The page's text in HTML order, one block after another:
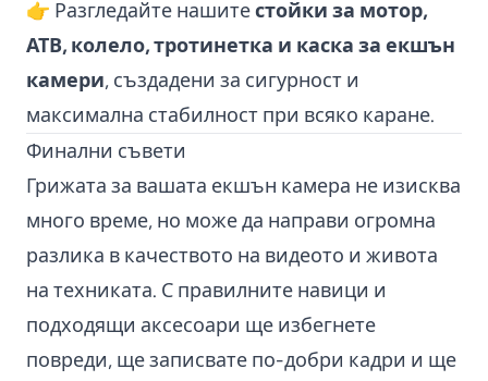
👉 Разгледайте нашитестойки за мотор,
АТВ, колело, тротинетка и каска за екшън
камери, създадени за сигурност и
максимална стабилност при всяко каране.
Финални съвети
Грижата за вашата екшън камера не изисква
много време, но може да направи огромна
разлика в качеството на видеото и живота
на техниката. С правилните навици и
подходящи аксесоари ще избегнете
повреди, ще записвате по-добри кадри и ще